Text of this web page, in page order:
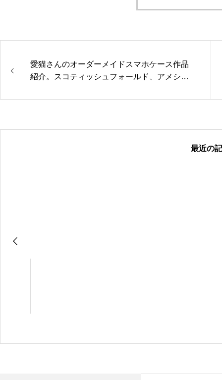
愛猫さんのオーダーメイドスマホケース作品
紹介。スコティッシュフォールド、アメショ
ゃん」の作品
最近の